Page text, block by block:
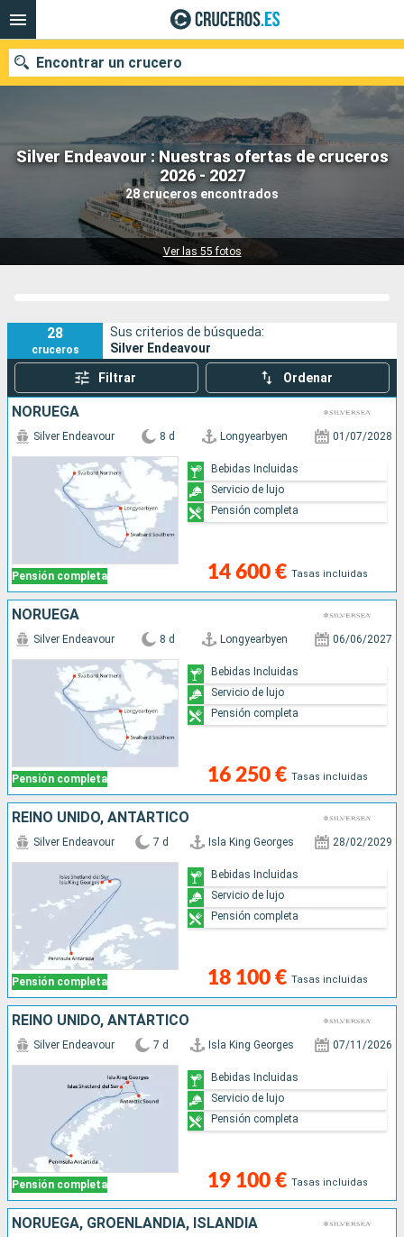
Silver Endeavour : Nuestras ofertas de cruceros
2026 - 2027
28 cruceros encontrados
Ver las 55 fotos
Encontrar un crucero
Nuestros destinos
Fecha de salida
28
cruceros
Sus criterios de búsqueda:
Silver Endeavour
Filtrar Ordenar
NORUEGA
Pensión completa
Silver Endeavour 8 d Longyearbyen 01/07/2028
14 600 € Tasas incluidas
Bebidas Incluidas
Servicio de lujo
Pensión completa
NORUEGA
Pensión completa
Silver Endeavour 8 d Longyearbyen 06/06/2027
16 250 € Tasas incluidas
Bebidas Incluidas
Servicio de lujo
Pensión completa
REINO UNIDO, ANTÁRTICO
Pensión completa
Silver Endeavour 7 d Isla King Georges 28/02/2029
18 100 € Tasas incluidas
Bebidas Incluidas
Servicio de lujo
Pensión completa
REINO UNIDO, ANTÁRTICO
Pensión completa
Silver Endeavour 7 d Isla King Georges 07/11/2026
19 100 € Tasas incluidas
Bebidas Incluidas
Servicio de lujo
Pensión completa
NORUEGA, GROENLANDIA, ISLANDIA